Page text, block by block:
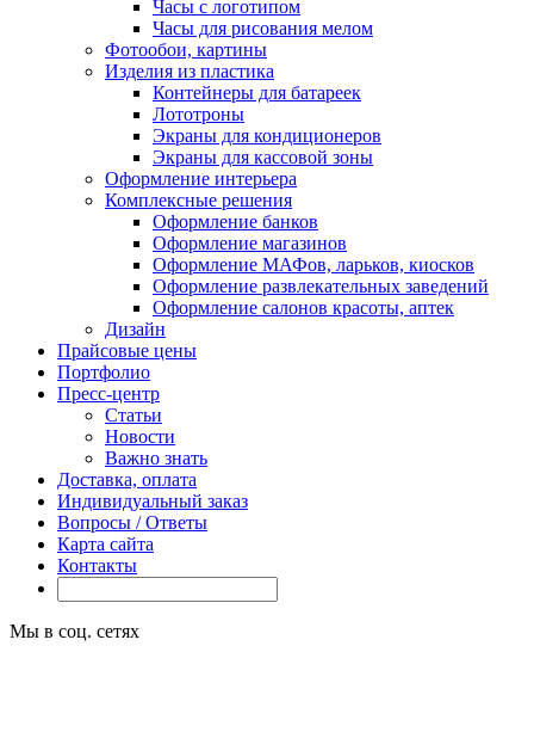
Часы с логотипом
Часы для рисования мелом
Фотообои, картины
Изделия из пластика
Контейнеры для батареек
Лототроны
Экраны для кондиционеров
Экраны для кассовой зоны
Оформление интерьера
Комплексные решения
Оформление банков
Оформление магазинов
Оформление МАФов, ларьков, киосков
Оформление развлекательных заведений
Оформление салонов красоты, аптек
Дизайн
Прайсовые цены
Портфолио
Пресс-центр
Статьи
Новости
Важно знать
Доставка, оплата
Индивидуальный заказ
Вопросы / Ответы
Карта сайта
Контакты
Мы в соц. сетях